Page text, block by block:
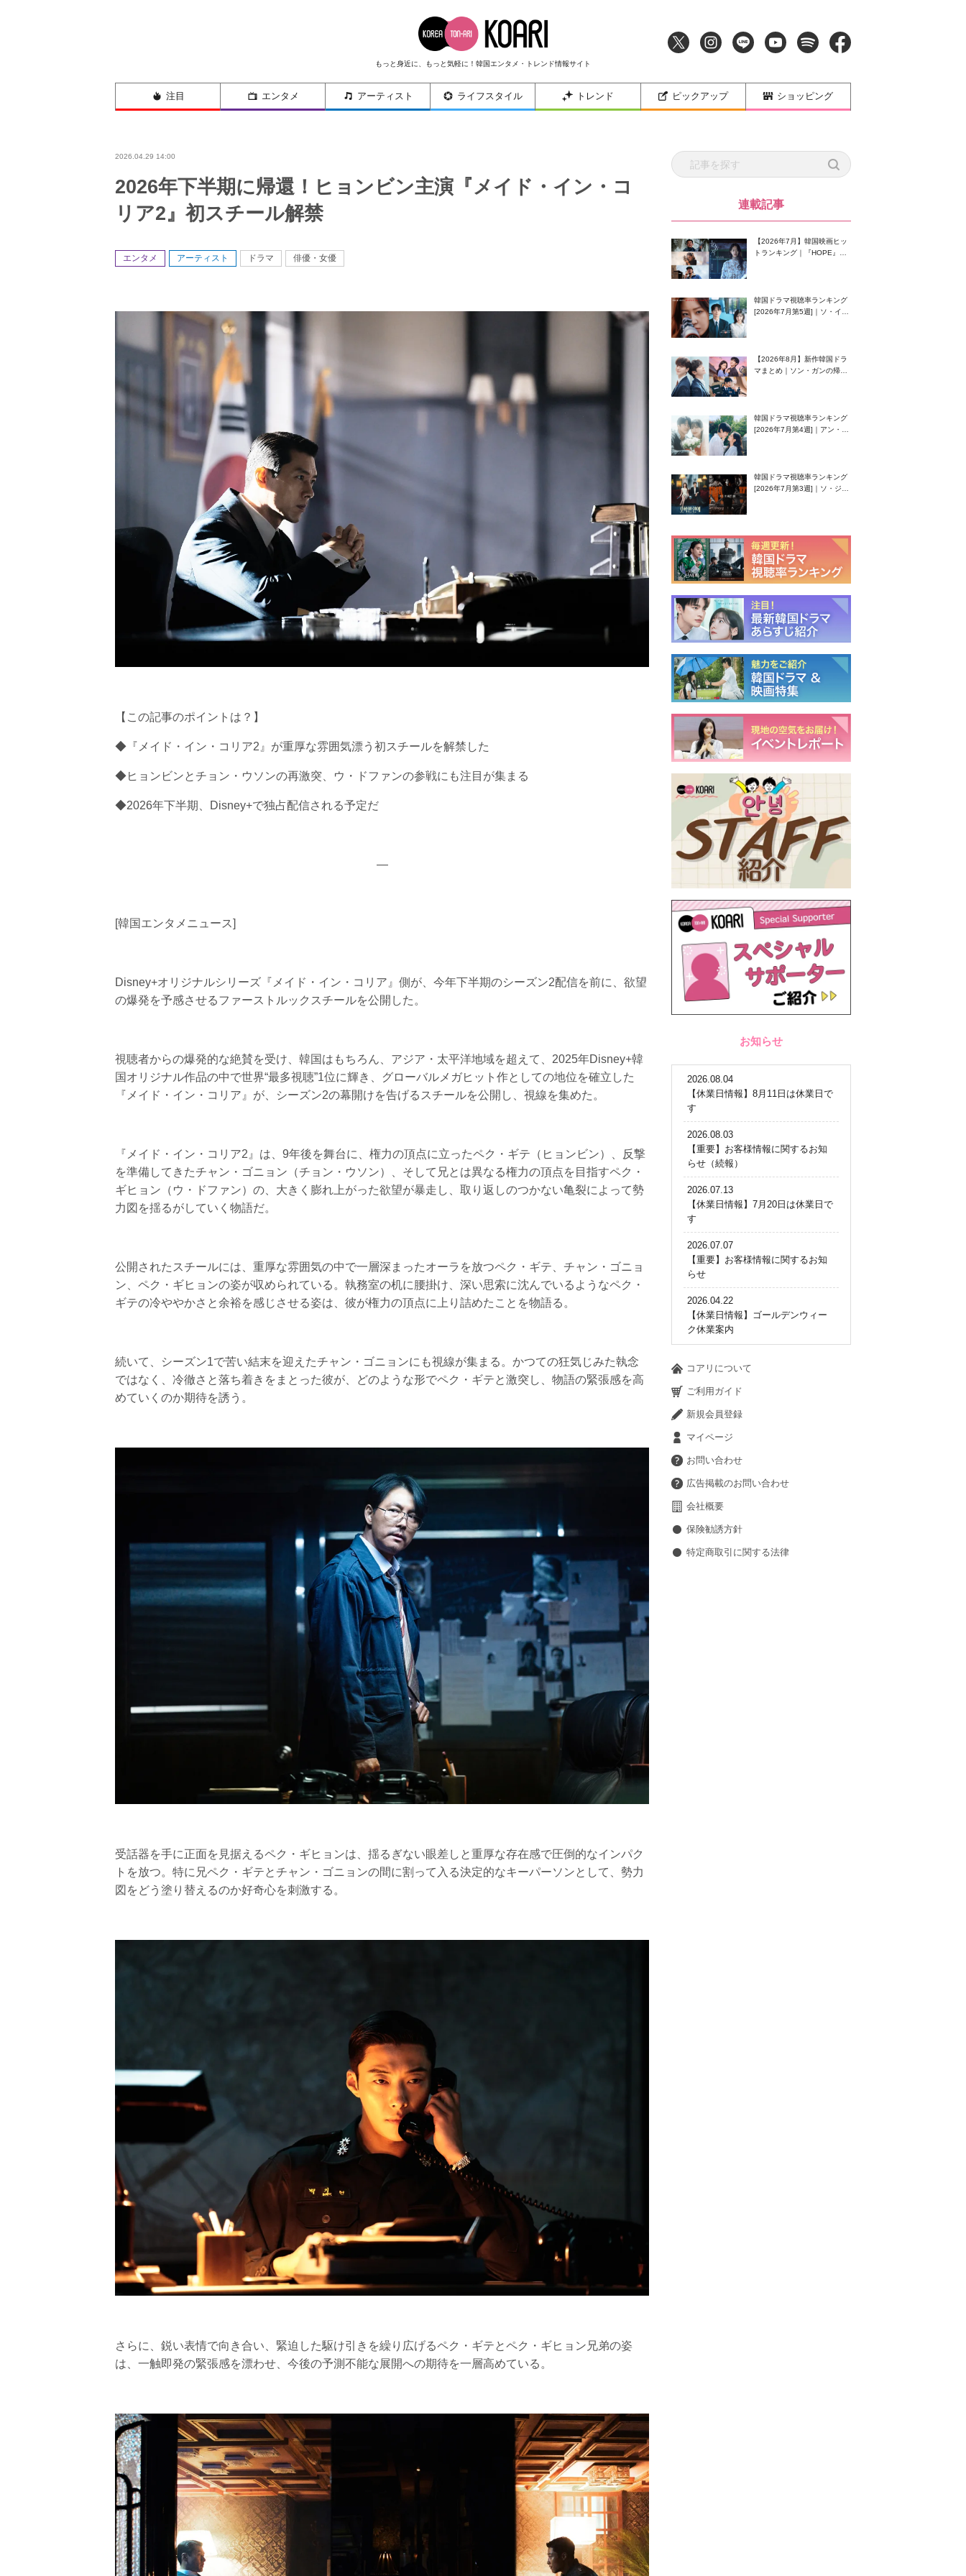
もっと身近に、もっと気軽に！韓国エンタメ・トレンド情報サイト
注目 エンタメ アーティスト ライフスタイル トレンド ピックアップ ショッピング
2026.04.29 14:00
2026年下半期に帰還！ヒョンビン主演『メイド・イン・コ
リア2』初スチール解禁
エンタメ アーティスト ドラマ 俳優・女優
【この記事のポイントは？】
◆『メイド・イン・コリア2』が重厚な雰囲気漂う初スチールを解禁した
◆ヒョンビンとチョン・ウソンの再激突、ウ・ドファンの参戦にも注目が集まる
◆2026年下半期、Disney+で独占配信される予定だ
—
[韓国エンタメニュース]
Disney+オリジナルシリーズ『メイド・イン・コリア』側が、今年下半期のシーズン2配信を前に、欲望
の爆発を予感させるファーストルックスチールを公開した。
視聴者からの爆発的な絶賛を受け、韓国はもちろん、アジア・太平洋地域を超えて、2025年Disney+韓
国オリジナル作品の中で世界“最多視聴”1位に輝き、グローバルメガヒット作としての地位を確立した
『メイド・イン・コリア』が、シーズン2の幕開けを告げるスチールを公開し、視線を集めた。
『メイド・イン・コリア2』は、9年後を舞台に、権力の頂点に立ったペク・ギテ（ヒョンビン）、反撃
を準備してきたチャン・ゴニョン（チョン・ウソン）、そして兄とは異なる権力の頂点を目指すペク・
ギヒョン（ウ・ドファン）の、大きく膨れ上がった欲望が暴走し、取り返しのつかない亀裂によって勢
力図を揺るがしていく物語だ。
公開されたスチールには、重厚な雰囲気の中で一層深まったオーラを放つペク・ギテ、チャン・ゴニョ
ン、ペク・ギヒョンの姿が収められている。執務室の机に腰掛け、深い思索に沈んでいるようなペク・
ギテの冷ややかさと余裕を感じさせる姿は、彼が権力の頂点に上り詰めたことを物語る。
続いて、シーズン1で苦い結末を迎えたチャン・ゴニョンにも視線が集まる。かつての狂気じみた執念
ではなく、冷徹さと落ち着きをまとった彼が、どのような形でペク・ギテと激突し、物語の緊張感を高
めていくのか期待を誘う。
受話器を手に正面を見据えるペク・ギヒョンは、揺るぎない眼差しと重厚な存在感で圧倒的なインパク
トを放つ。特に兄ペク・ギテとチャン・ゴニョンの間に割って入る決定的なキーパーソンとして、勢力
図をどう塗り替えるのか好奇心を刺激する。
さらに、鋭い表情で向き合い、緊迫した駆け引きを繰り広げるペク・ギテとペク・ギヒョン兄弟の姿
は、一触即発の緊張感を漂わせ、今後の予測不能な展開への期待を一層高めている。
連載記事
【2026年7月】韓国映画ヒッ
トランキング｜『HOPE』が
韓国ドラマ視聴率ランキング
[2026年7月第5週]｜ソ・イン
【2026年8月】新作韓国ドラ
マまとめ｜ソン・ガンの帰
韓国ドラマ視聴率ランキング
[2026年7月第4週]｜アン・ヒ
韓国ドラマ視聴率ランキング
[2026年7月第3週]｜ソ・ジソ
お知らせ
2026.08.04
【休業日情報】8月11日は休業日で
す
2026.08.03
【重要】お客様情報に関するお知
らせ（続報）
2026.07.13
【休業日情報】7月20日は休業日で
す
2026.07.07
【重要】お客様情報に関するお知
らせ
2026.04.22
【休業日情報】ゴールデンウィー
ク休業案内
コアリについて
ご利用ガイド
新規会員登録
マイページ
お問い合わせ
広告掲載のお問い合わせ
会社概要
保険勧誘方針
特定商取引に関する法律